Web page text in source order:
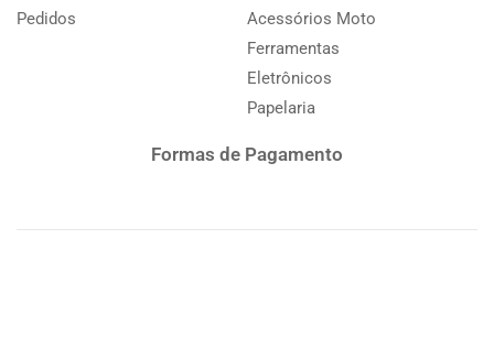
Pedidos
Acessórios Moto
Ferramentas
Eletrônicos
Papelaria
Formas de Pagamento